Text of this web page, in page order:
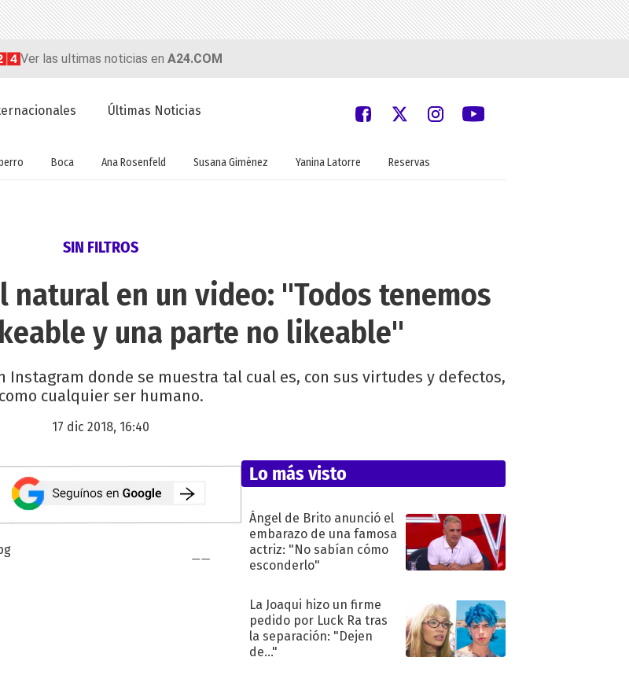
Ver las ultimas noticias en A24.COM
Últimas Noticias
Boca Ana Rosenfeld Susana Giménez Yanina Latorre Reservas
SIN FILTROS
natural en un video: "Todos tenemos
y una parte no likeable"
donde se muestra tal cual es, con sus virtudes y defectos,
como cualquier ser humano.
17 dic 2018, 16:40
Lo más visto
Ángel de Brito anunció el
embarazo de una famosa
actriz: "No sabían cómo
esconderlo"
La Joaqui hizo un firme
pedido por Luck Ra tras
la separación: "Dejen
de..."